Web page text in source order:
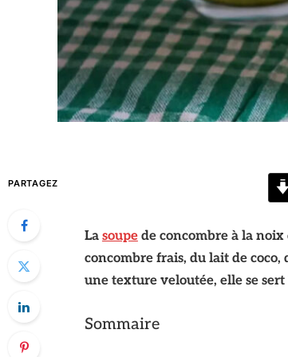
PARTAGEZ
La soupede concombre à la noix
concombre frais, du lait de coco,
une texture veloutée, elle se
Sommaire